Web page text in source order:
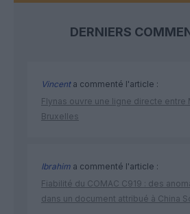
DERNIERS
Vincenta commenté l'article :
Flynas ouvre une ligne directe entre
Bruxelles
Ibrahim a commenté l'article :
Fiabilité du COMAC C919 : des
dans un document attribué à China